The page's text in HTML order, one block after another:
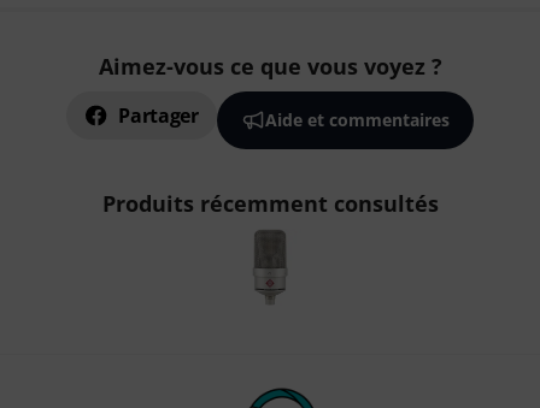
Aimez-vous ce que vous voyez ?
Partager Aide et commentaires
Produits récemment consultés